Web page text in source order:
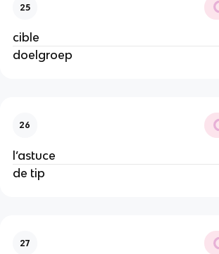
25
cible
doelgroep
26
l’astuce
de tip
27